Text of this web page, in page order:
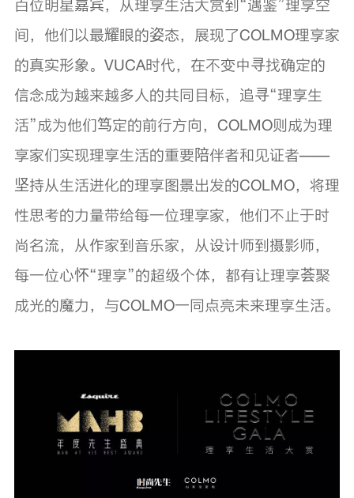
百位明星嘉宾，从理享生活大赏到“遇鉴”理享空
间，他们以最耀眼的姿态，展现了COLMO理享家
的真实形象。VUCA时代，在不变中寻找确定的
信念成为越来越多人的共同目标，追寻“理享生
活”成为他们笃定的前行方向，COLMO则成为理
享家们实现理享生活的重要陪伴者和见证者——
坚持从生活进化的理享图景出发的COLMO，将理
性思考的力量带给每一位理享家，他们不止于时
尚名流，从作家到音乐家，从设计师到摄影师，
每一位心怀“理享”的超级个体，都有让理享荟聚
成光的魔力，与COLMO一同点亮未来理享生活。